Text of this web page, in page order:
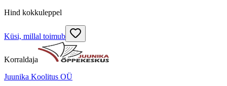
Hind kokkuleppel
Küsi, millal toimub
Korraldaja
Juunika Koolitus OÜ